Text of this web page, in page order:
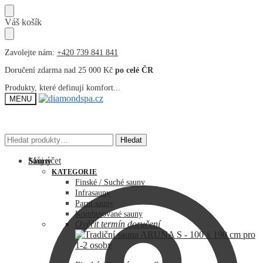
Přeskočit
na
navigaci
Přeskočit
na
obsah
Váš košík
Zavolejte nám: +420 739 841 841
Doručení zdarma nad 25 000 Kč po celé ČR
Produkty, které definují komfort...
MENU
Hledat: Hledat
Můj účet
Hledat: Hledat
Sauny
KATEGORIE
Finské / Suché sauny
Infrasauny
Parní sauny
Kombinované sauny
Ověřit termín doručení